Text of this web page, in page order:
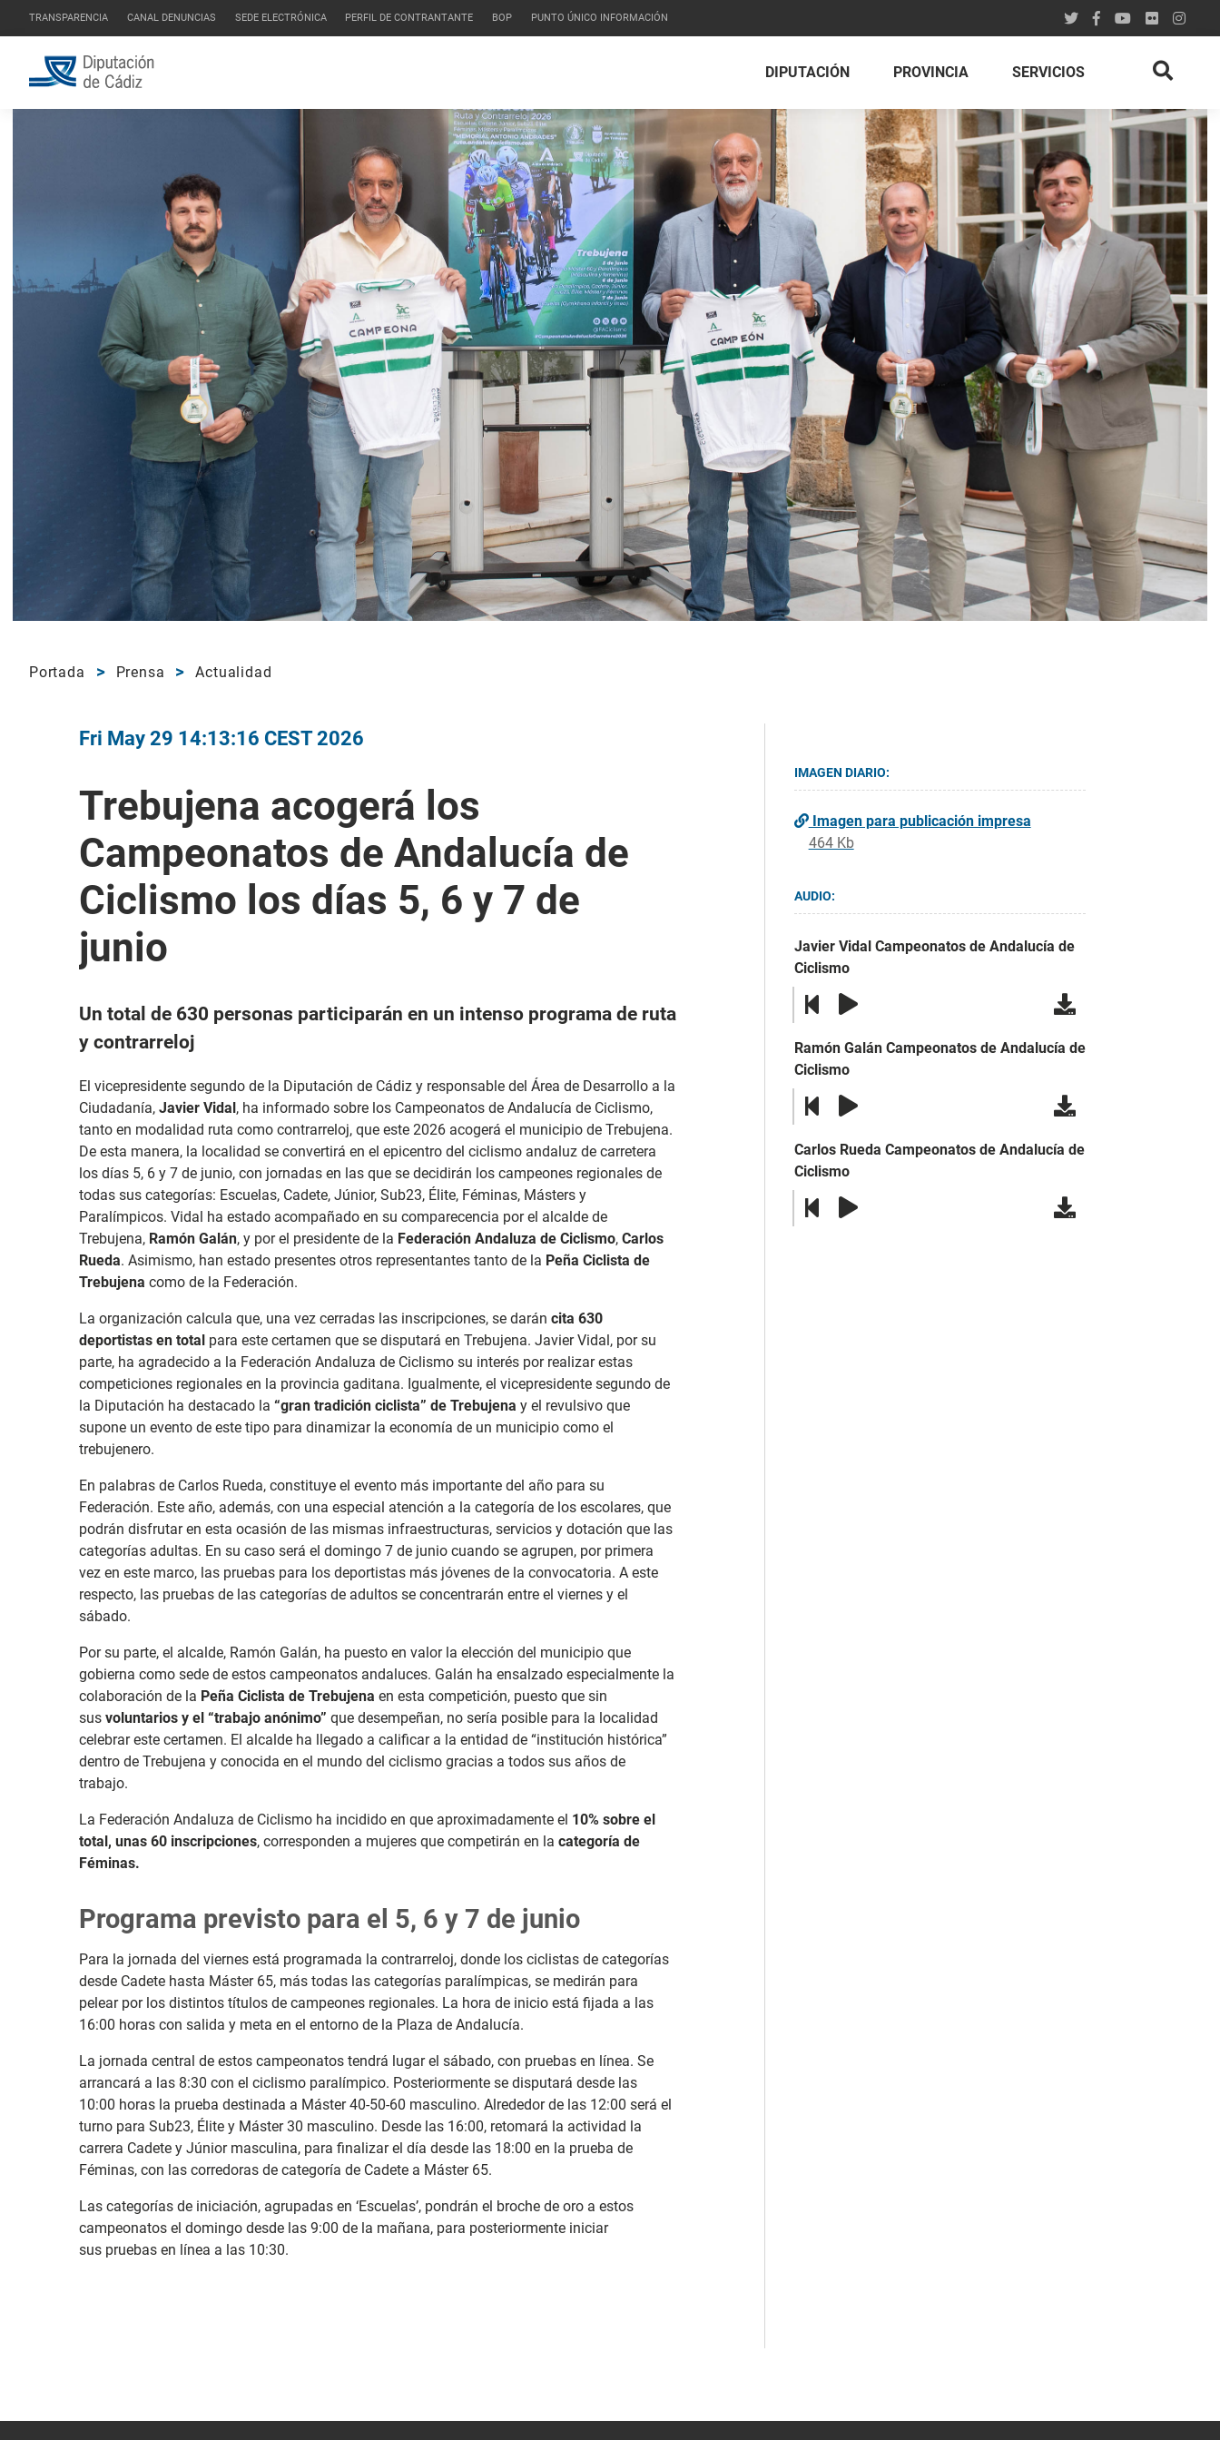
TRANSPARENCIA CANAL DENUNCIAS SEDE ELECTRÓNICA PERFIL DE CONTRANTANTE BOP PUNTO ÚNICO INFORMACIÓN
DIPUTACIÓN PROVINCIA SERVICIOS
Portada Prensa Actualidad
Fri May 29 14:13:16 CEST 2026
Trebujena acogerá los
Campeonatos de Andalucía de
Ciclismo los días 5, 6 y 7 de
junio
Un total de 630 personas participarán en un intenso programa de ruta
y contrarreloj
El vicepresidente segundo de la Diputación de Cádiz y responsable del Área de Desarrollo a la
Ciudadanía, Javier Vidal, ha informado sobre los Campeonatos de Andalucía de Ciclismo,
tanto en modalidad ruta como contrarreloj, que este 2026 acogerá el municipio de Trebujena.
De esta manera, la localidad se convertirá en el epicentro del ciclismo andaluz de carretera
los días 5, 6 y 7 de junio, con jornadas en las que se decidirán los campeones regionales de
todas sus categorías: Escuelas, Cadete, Júnior, Sub23, Élite, Féminas, Másters y
Paralímpicos. Vidal ha estado acompañado en su comparecencia por el alcalde de
Trebujena, Ramón Galán, y por el presidente de la Federación Andaluza de Ciclismo, Carlos
Rueda. Asimismo, han estado presentes otros representantes tanto de la Peña Ciclista de
Trebujena como de la Federación.
La organización calcula que, una vez cerradas las inscripciones, se darán cita 630
deportistas en total para este certamen que se disputará en Trebujena. Javier Vidal, por su
parte, ha agradecido a la Federación Andaluza de Ciclismo su interés por realizar estas
competiciones regionales en la provincia gaditana. Igualmente, el vicepresidente segundo de
la Diputación ha destacado la “gran tradición ciclista” de Trebujena y el revulsivo que
supone un evento de este tipo para dinamizar la economía de un municipio como el
trebujenero.
En palabras de Carlos Rueda, constituye el evento más importante del año para su
Federación. Este año, además, con una especial atención a la categoría de los escolares, que
podrán disfrutar en esta ocasión de las mismas infraestructuras, servicios y dotación que las
categorías adultas. En su caso será el domingo 7 de junio cuando se agrupen, por primera
vez en este marco, las pruebas para los deportistas más jóvenes de la convocatoria. A este
respecto, las pruebas de las categorías de adultos se concentrarán entre el viernes y el
sábado.
Por su parte, el alcalde, Ramón Galán, ha puesto en valor la elección del municipio que
gobierna como sede de estos campeonatos andaluces. Galán ha ensalzado especialmente la
colaboración de la Peña Ciclista de Trebujena en esta competición, puesto que sin
sus voluntarios y el “trabajo anónimo” que desempeñan, no sería posible para la localidad
celebrar este certamen. El alcalde ha llegado a calificar a la entidad de “institución histórica”
dentro de Trebujena y conocida en el mundo del ciclismo gracias a todos sus años de
trabajo.
La Federación Andaluza de Ciclismo ha incidido en que aproximadamente el 10% sobre el
total, unas 60 inscripciones, corresponden a mujeres que competirán en la categoría de
Féminas.
Programa previsto para el 5, 6 y 7 de junio
Para la jornada del viernes está programada la contrarreloj, donde los ciclistas de categorías
desde Cadete hasta Máster 65, más todas las categorías paralímpicas, se medirán para
pelear por los distintos títulos de campeones regionales. La hora de inicio está fijada a las
16:00 horas con salida y meta en el entorno de la Plaza de Andalucía.
La jornada central de estos campeonatos tendrá lugar el sábado, con pruebas en línea. Se
arrancará a las 8:30 con el ciclismo paralímpico. Posteriormente se disputará desde las
10:00 horas la prueba destinada a Máster 40-50-60 masculino. Alrededor de las 12:00 será el
turno para Sub23, Élite y Máster 30 masculino. Desde las 16:00, retomará la actividad la
carrera Cadete y Júnior masculina, para finalizar el día desde las 18:00 en la prueba de
Féminas, con las corredoras de categoría de Cadete a Máster 65.
Las categorías de iniciación, agrupadas en ‘Escuelas’, pondrán el broche de oro a estos
campeonatos el domingo desde las 9:00 de la mañana, para posteriormente iniciar
sus pruebas en línea a las 10:30.
IMAGEN DIARIO:
Imagen para publicación impresa
464 Kb
AUDIO:
Javier Vidal Campeonatos de Andalucía de
Ciclismo
Ramón Galán Campeonatos de Andalucía de
Ciclismo
Carlos Rueda Campeonatos de Andalucía de
Ciclismo